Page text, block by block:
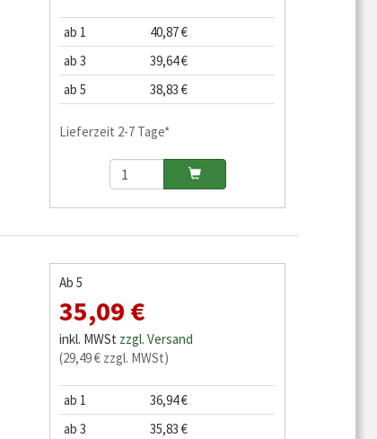
ab 1
40,87 €
ab 3
39,64 €
ab 5
38,83 €
Lieferzeit 2-7 Tage*
Ab 5
35,09 €
inkl. MWSt zzgl. Versand
(29,49 € zzgl. MWSt)
ab 1
36,94 €
ab 3
35,83 €